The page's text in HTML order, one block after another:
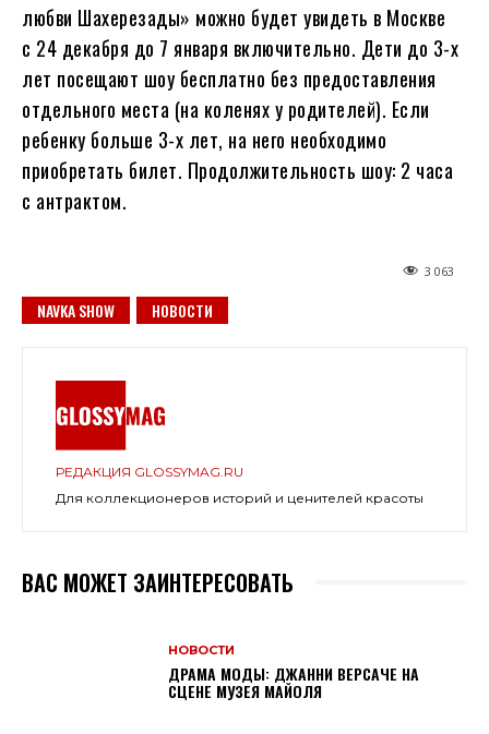
любви Шахерезады» можно будет увидеть в Москве
с 24 декабря до 7 января включительно. Дети до 3-х
лет посещают шоу бесплатно без предоставления
отдельного места (на коленях у родителей). Если
ребенку больше 3-х лет, на него необходимо
приобретать билет. Продолжительность шоу: 2 часа
с антрактом.
3 063
NAVKA SHOW НОВОСТИ
РЕДАКЦИЯ GLOSSYMAG.RU
Для коллекционеров историй и ценителей красоты
ВАС МОЖЕТ ЗАИНТЕРЕСОВАТЬ
НОВОСТИ
ДРАМА МОДЫ: ДЖАННИ ВЕРСАЧЕ НА
СЦЕНЕ МУЗЕЯ МАЙОЛЯ